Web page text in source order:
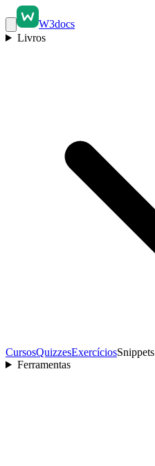
W3docs
Livros
CursosQuizzesExercíciosSnippets
Ferramentas